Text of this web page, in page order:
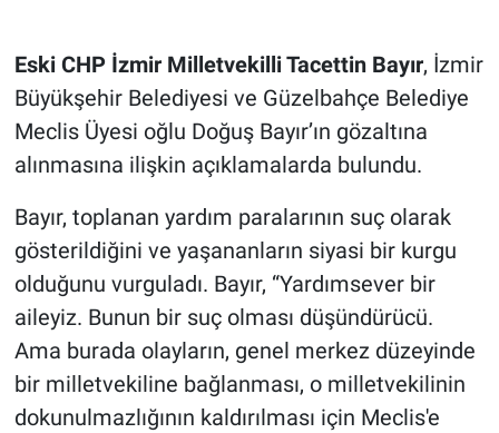
Eski CHP İzmir Milletvekilli Tacettin Bayır, İzmir
Büyükşehir Belediyesi ve Güzelbahçe Belediye
Meclis Üyesi oğlu Doğuş Bayır’ın gözaltına
alınmasına ilişkin açıklamalarda bulundu.
Bayır, toplanan yardım paralarının suç olarak
gösterildiğini ve yaşananların siyasi bir kurgu
olduğunu vurguladı. Bayır, “Yardımsever bir
aileyiz. Bunun bir suç olması düşündürücü.
Ama burada olayların, genel merkez düzeyinde
bir milletvekiline bağlanması, o milletvekilinin
dokunulmazlığının kaldırılması için Meclis'e